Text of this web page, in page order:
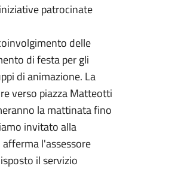
patrocinate
delle
di festa per gli
di animazione. La
verso piazza Matteotti
la mattinata fino
invitato alla
l'assessore
il servizio